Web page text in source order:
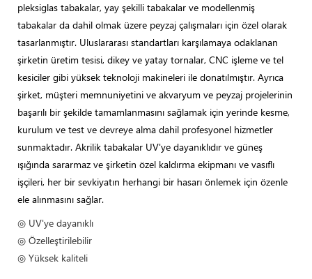
pleksiglas tabakalar, yay şekilli tabakalar ve modellenmiş
tabakalar da dahil olmak üzere peyzaj çalışmaları için özel olarak
tasarlanmıştır. Uluslararası standartları karşılamaya odaklanan
şirketin üretim tesisi, dikey ve yatay tornalar, CNC işleme ve tel
kesiciler gibi yüksek teknoloji makineleri ile donatılmıştır. Ayrıca
şirket, müşteri memnuniyetini ve akvaryum ve peyzaj projelerinin
başarılı bir şekilde tamamlanmasını sağlamak için yerinde kesme,
kurulum ve test ve devreye alma dahil profesyonel hizmetler
sunmaktadır. Akrilik tabakalar UV'ye dayanıklıdır ve güneş
ışığında sararmaz ve şirketin özel kaldırma ekipmanı ve vasıflı
işçileri, her bir sevkiyatın herhangi bir hasarı önlemek için özenle
ele alınmasını sağlar.
◎ UV'ye dayanıklı
◎ Özelleştirilebilir
◎ Yüksek kaliteli